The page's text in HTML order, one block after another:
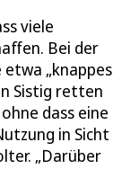
viele
Bei der
„knappes
Sistig retten
dass eine
in Sicht
„Darüber